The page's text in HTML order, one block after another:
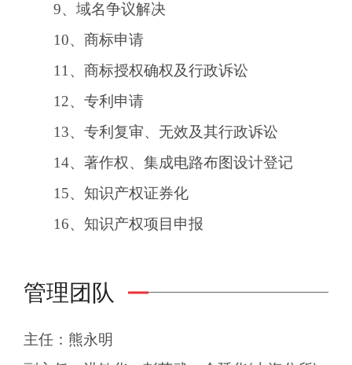
9、域名争议解决
10、商标申请
11、商标授权确权及行政诉讼
12、专利申请
13、专利复审、无效及其行政诉讼
14、著作权、集成电路布图设计登记
15、知识产权证券化
16、知识产权项目申报
管理团队
主任：熊永明